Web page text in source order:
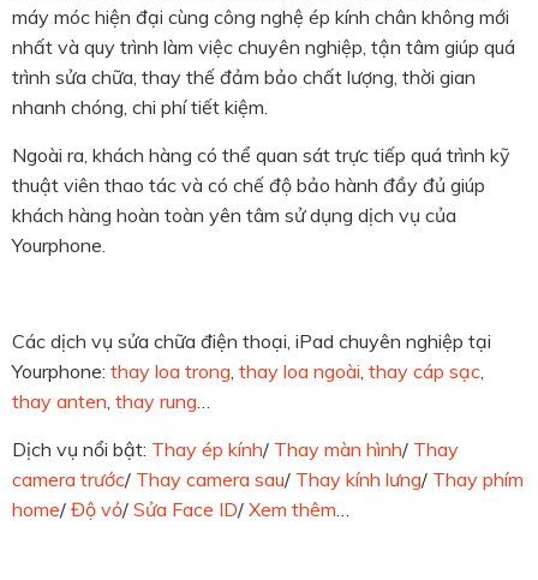
máy móc hiện đại cùng công nghệ ép kính chân không mới
nhất và quy trình làm việc chuyên nghiệp, tận tâm giúp quá
trình sửa chữa, thay thế đảm bảo chất lượng, thời gian
nhanh chóng, chi phí tiết kiệm.
Ngoài ra, khách hàng có thể quan sát trực tiếp quá trình kỹ
thuật viên thao tác và có chế độ bảo hành đầy đủ giúp
khách hàng hoàn toàn yên tâm sử dụng dịch vụ của
Yourphone.
Các dịch vụ sửa chữa điện thoại, iPad chuyên nghiệp tại
Yourphone: thay loa trong, thay loa ngoài, thay cáp sạc,
thay anten, thay rung…
Dịch vụ nổi bật: Thay ép kính/ Thay màn hình/ Thay
camera trước/ Thay camera sau/ Thay kính lưng/ Thay phím
home/ Độ vỏ/ Sửa Face ID/ Xem thêm…